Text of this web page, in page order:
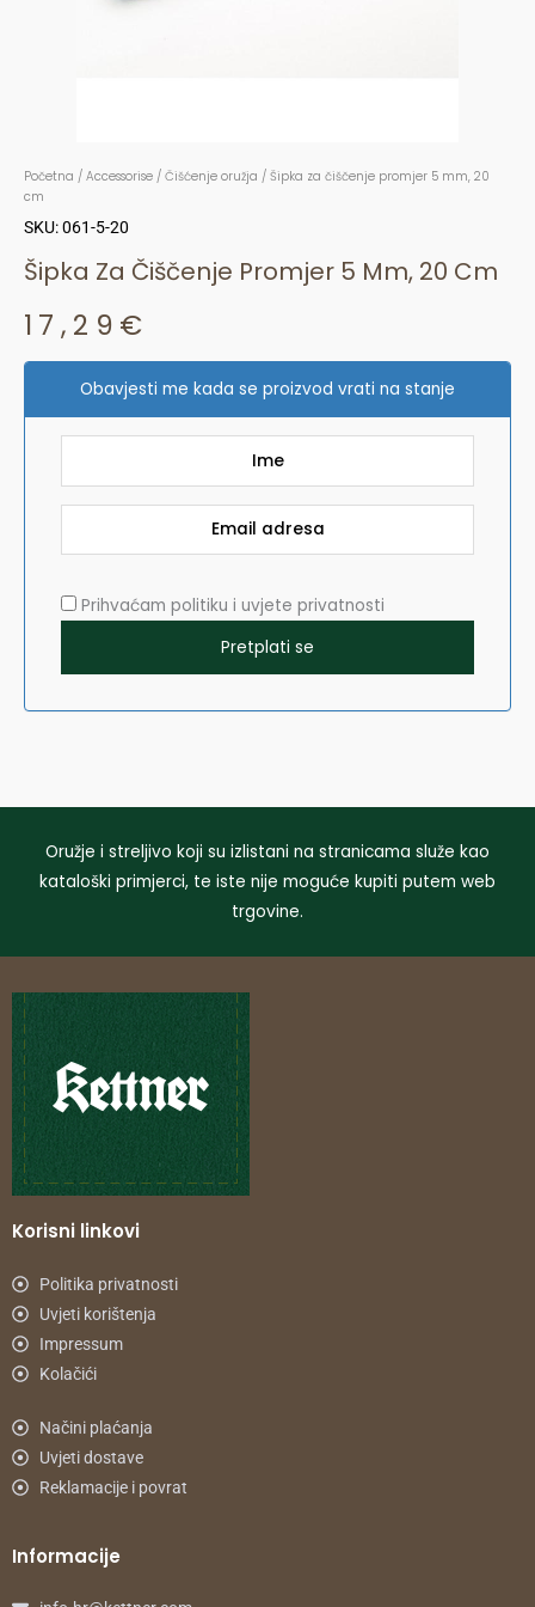
Početna / Accessorise / Čišćenje oružja / Šipka za čiščenje promjer 5 mm, 20
cm
SKU: 061-5-20
Šipka Za Čiščenje Promjer 5 Mm, 20 Cm
17,29 €
Obavjesti me kada se proizvod vrati na stanje
Prihvaćam politiku i uvjete privatnosti
Oružje i streljivo koji su izlistani na stranicama služe kao
kataloški primjerci, te iste nije moguće kupiti putem web
trgovine.
Korisni linkovi
Politika privatnosti
Uvjeti korištenja
Impressum
Kolačići
Načini plaćanja
Uvjeti dostave
Reklamacije i povrat
Informacije